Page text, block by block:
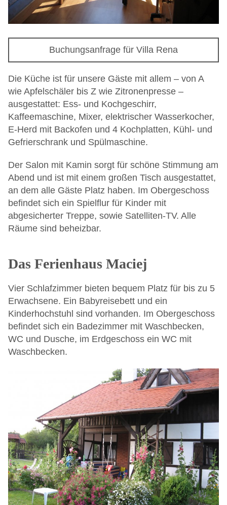
Buchungsanfrage für Villa Rena
Die Küche ist für unsere Gäste mit allem – von A
wie Apfelschäler bis Z wie Zitronenpresse –
ausgestattet: Ess- und Kochgeschirr,
Kaffeemaschine, Mixer, elektrischer Wasserkocher,
E-Herd mit Backofen und 4 Kochplatten, Kühl- und
Gefrierschrank und Spülmaschine.
Der Salon mit Kamin sorgt für schöne Stimmung am
Abend und ist mit einem großen Tisch ausgestattet,
an dem alle Gäste Platz haben. Im Obergeschoss
befindet sich ein Spielflur für Kinder mit
abgesicherter Treppe, sowie Satelliten-TV. Alle
Räume sind beheizbar.
Das Ferienhaus Maciej
Vier Schlafzimmer bieten bequem Platz für bis zu 5
Erwachsene. Ein Babyreisebett und ein
Kinderhochstuhl sind vorhanden. Im Obergeschoss
befindet sich ein Badezimmer mit Waschbecken,
WC und Dusche, im Erdgeschoss ein WC mit
Waschbecken.